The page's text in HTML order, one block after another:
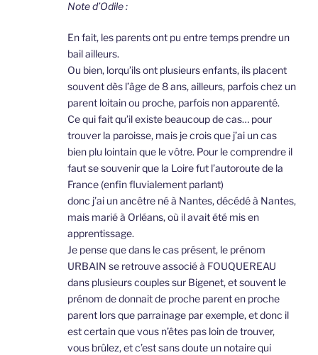
Note d’Odile :
En fait, les parents ont pu entre temps prendre un
bail ailleurs.
Ou bien, lorqu’ils ont plusieurs enfants, ils placent
souvent dès l’âge de 8 ans, ailleurs, parfois chez un
parent loitain ou proche, parfois non apparenté.
Ce qui fait qu’il existe beaucoup de cas… pour
trouver la paroisse, mais je crois que j’ai un cas
bien plu lointain que le vôtre. Pour le comprendre il
faut se souvenir que la Loire fut l’autoroute de la
France (enfin fluvialement parlant)
donc j’ai un ancêtre né à Nantes, décédé à Nantes,
mais marié à Orléans, où il avait été mis en
apprentissage.
Je pense que dans le cas présent, le prénom
URBAIN se retrouve associé à FOUQUEREAU
dans plusieurs couples sur Bigenet, et souvent le
prénom de donnait de proche parent en proche
parent lors que parrainage par exemple, et donc il
est certain que vous n’êtes pas loin de trouver,
vous brûlez, et c’est sans doute un notaire qui